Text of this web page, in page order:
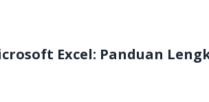
Excel: Panduan